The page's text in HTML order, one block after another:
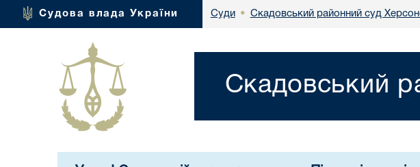
Судова влада України Суди • Скадовський районний суд
Скадовський